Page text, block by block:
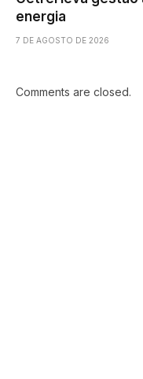
energia
7 DE AGOSTO DE 2026
Comments are closed.